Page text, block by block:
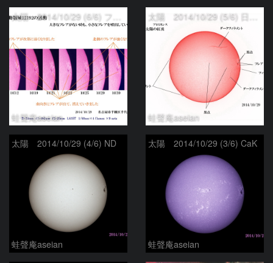
蛙聲庵aseian 蛙聲庵aseian
太陽 2014/10/29 (4/6) ND
蛙聲庵aseian
太陽 2014/10/29 (3/6) CaK
蛙聲庵aseian